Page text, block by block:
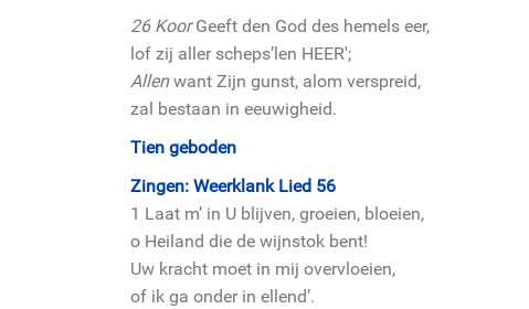
26 KoorGeeft den God des hemels eer,
lof zij aller scheps’len HEER';
Allenwant Zijn gunst, alom verspreid,
zal bestaan in eeuwigheid.
Tien geboden
Zingen: Weerklank Lied 56
1 Laat m’ in U blijven, groeien, bloeien,
o Heiland die de wijnstok bent!
Uw kracht moet in mij overvloeien,
of ik ga onder in ellend’.